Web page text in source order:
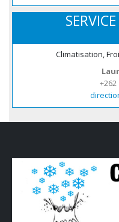
Climatisation,
+262